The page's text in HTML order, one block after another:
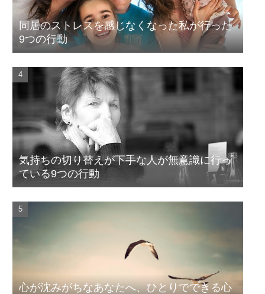
同居のストレスを感じなくなった私が行った
9つの行動
気持ちの切り替えが下手な人が無意識に行っ
ている9つの行動
心が沈みがちなあなたへ、ひとりでできる心